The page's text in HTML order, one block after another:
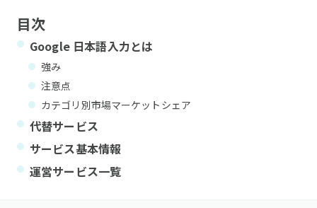
目次
Google 日本語入力とは
強み
注意点
カテゴリ別市場マーケットシェア
代替サービス
サービス基本情報
運営サービス一覧